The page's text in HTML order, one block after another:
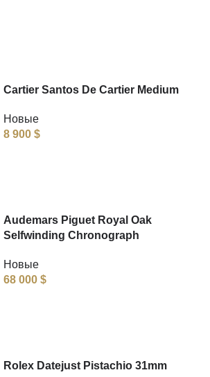
Cartier Santos De Cartier Medium
Новые
8 900 $
Audemars Piguet Royal Oak
Selfwinding Chronograph
Новые
68 000 $
Rolex Datejust Pistachio 31mm